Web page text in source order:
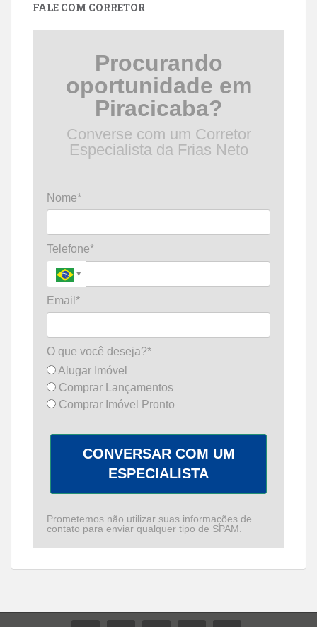
FALE COM CORRETOR
Procurando
oportunidade em
Piracicaba?
Converse com um Corretor
Especialista da Frias Neto
Nome*
Telefone*
Email*
O que você deseja?*
Alugar Imóvel
Comprar Lançamentos
Comprar Imóvel Pronto
CONVERSAR COM UM
ESPECIALISTA
Prometemos não utilizar suas informações de
contato para enviar qualquer tipo de SPAM.